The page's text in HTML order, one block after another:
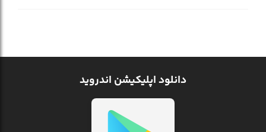
دانلود اپلیکیشن اندروید